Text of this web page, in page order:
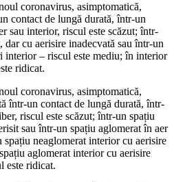
coronavirus, asimptomatică,
contact de lungă durată, într-un
sau interior, riscul este scăzut; într-
cu aerisire inadecvată sau într-un
interior – riscul este mediu; în interior
ridicat.
coronavirus, asimptomatică,
într-un contact de lungă durată, într-
riscul este scăzut; într-un spațiu
sau într-un spațiu aglomerat în aer
neaglomerat interior cu aerisire
aglomerat interior cu aerisire
este ridicat.